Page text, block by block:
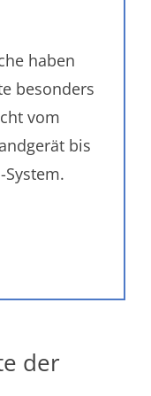
haben
besonders
vom
bis
der